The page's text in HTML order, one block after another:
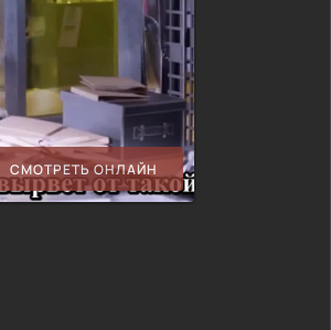
СМОТРЕТЬ ОНЛАЙН